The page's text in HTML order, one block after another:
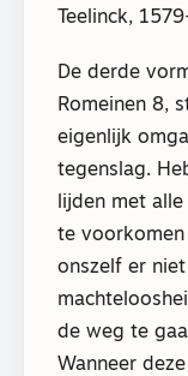
Teelinck,
De derde
Romeinen 8,
eigenlijk
tegenslag.
lijden met
te voorkomen
onszelf er
de weg te
Wanneer